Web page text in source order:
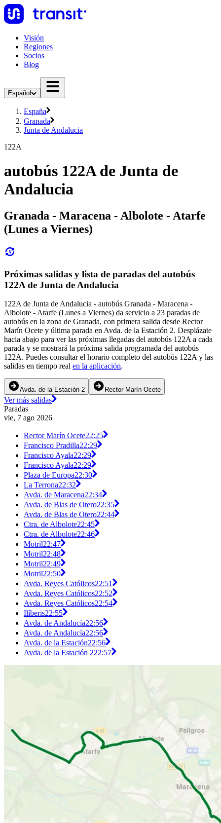
Visión
Regiones
Socios
Blog
Español
España
Granada
Junta de Andalucia
122A
autobús 122A de Junta de
Andalucia
Granada - Maracena - Albolote - Atarfe
(Lunes a Viernes)
Próximas salidas y lista de paradas del autobús
122A de Junta de Andalucia
122A de Junta de Andalucia - autobús Granada - Maracena -
Albolote - Atarfe (Lunes a Viernes) da servicio a 23 paradas de
autobús en la zona de Granada, con primera salida desde Rector
Marín Ocete y última parada en Avda. de la Estación 2. Desplázate
hacia abajo para ver las próximas llegadas del autobús 122A a cada
parada y se mostrará la próxima salida programada del autobús
122A. Puedes consultar el horario completo del autobús 122A y las
salidas en tiempo real en la aplicación.
Avda. de la Estación 2 Rector Marín Ocete
Ver más salidas
Paradas
vie, 7 ago 2026
Rector Marín Ocete22:25
Francisco Pradilla22:29
Francisco Ayala22:29
Francisco Ayala22:29
Plaza de Europa22:30
La Terrona22:32
Avda. de Maracena22:34
Avda. de Blas de Otero22:35
Avda. de Blas de Otero22:44
Ctra. de Albolote22:45
Ctra. de Albolote22:46
Motril22:47
Motril22:48
Motril22:49
Motril22:50
Avda. Reyes Católicos22:51
Avda. Reyes Católicos22:52
Avda. Reyes Católicos22:54
Ilíberis22:55
Avda. de Andalucía22:56
Avda. de Andalucía22:56
Avda. de la Estación22:56
Avda. de la Estación 222:57